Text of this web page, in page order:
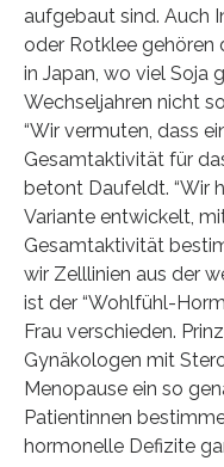
aufgebaut sind. Auch
oder Rotklee gehören
in Japan, wo viel Soja
Wechseljahren nicht
“Wir vermuten, dass
Gesamtaktivität für
betont Daufeldt. “Wir
Variante entwickelt,
Gesamtaktivität
wir Zelllinien aus der
ist der “Wohlfühl-
Frau verschieden.
Gynäkologen mit
Menopause ein so
Patientinnen
hormonelle Defizite